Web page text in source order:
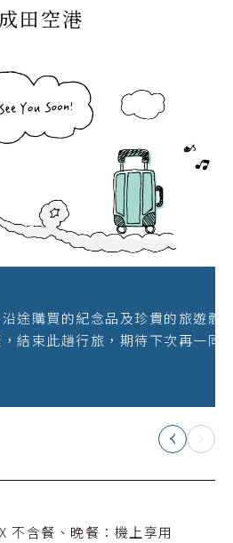
田空港
購買的紀念品及珍貴的旅遊體
束此趟行旅，期待下次再一同
不含餐、晚餐：機上享用